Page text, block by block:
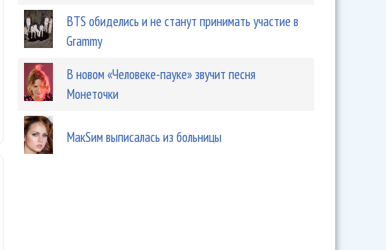
о "Иванушки International" доприкалывались
BTS обиделись и не станут принимать участие в
Grammy
В новом «Человеке-пауке» звучит песня
Монеточки
МакSим выписалась из больницы